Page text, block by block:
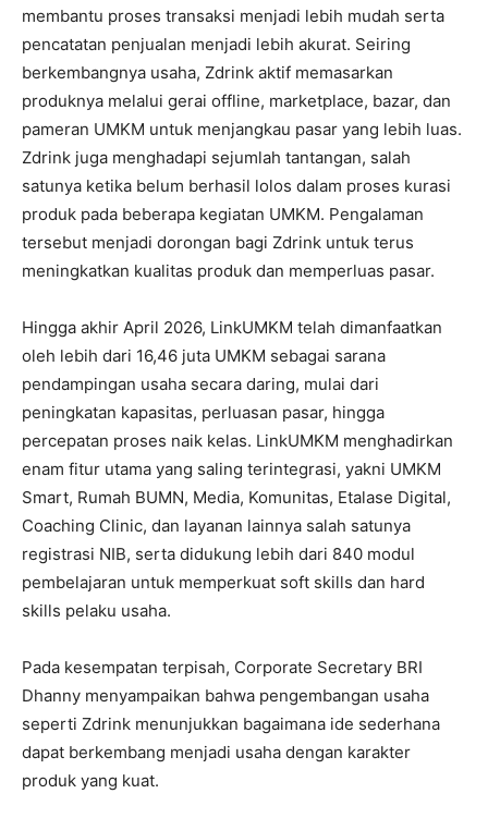
membantu proses transaksi menjadi lebih mudah serta
pencatatan penjualan menjadi lebih akurat. Seiring
berkembangnya usaha, Zdrink aktif memasarkan
produknya melalui gerai offline, marketplace, bazar, dan
pameran UMKM untuk menjangkau pasar yang lebih luas.
Zdrink juga menghadapi sejumlah tantangan, salah
satunya ketika belum berhasil lolos dalam proses kurasi
produk pada beberapa kegiatan UMKM. Pengalaman
tersebut menjadi dorongan bagi Zdrink untuk terus
meningkatkan kualitas produk dan memperluas pasar.
Hingga akhir April 2026, LinkUMKM telah dimanfaatkan
oleh lebih dari 16,46 juta UMKM sebagai sarana
pendampingan usaha secara daring, mulai dari
peningkatan kapasitas, perluasan pasar, hingga
percepatan proses naik kelas. LinkUMKM menghadirkan
enam fitur utama yang saling terintegrasi, yakni UMKM
Smart, Rumah BUMN, Media, Komunitas, Etalase Digital,
Coaching Clinic, dan layanan lainnya salah satunya
registrasi NIB, serta didukung lebih dari 840 modul
pembelajaran untuk memperkuat soft skills dan hard
skills pelaku usaha.
Pada kesempatan terpisah, Corporate Secretary BRI
Dhanny menyampaikan bahwa pengembangan usaha
seperti Zdrink menunjukkan bagaimana ide sederhana
dapat berkembang menjadi usaha dengan karakter
produk yang kuat.